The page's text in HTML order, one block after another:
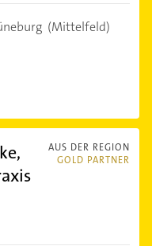
(Mittelfeld)
AUS DER REGION
GOLD PARTNER